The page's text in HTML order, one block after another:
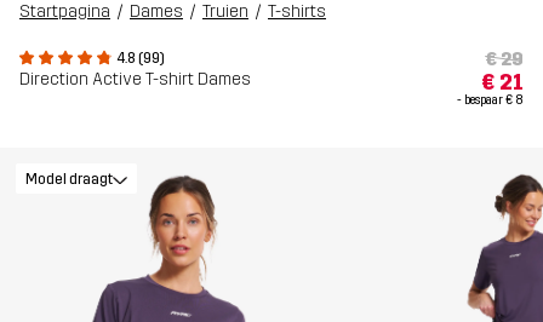
Startpagina Dames Truien T-shirts
4.8 (99)
Direction Active T-shirt Dames
€ 29
€ 21
- bespaar€ 8
Model draagt